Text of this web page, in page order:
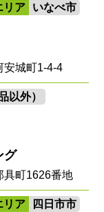
リア いなべ市
安城町1-4-4
以外）
グ
具町1626番地
リア 四日市市